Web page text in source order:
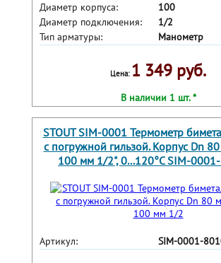
Диаметр корпуса:
100
Диаметр подключения:
1/2
Тип арматуры:
Манометр
Цена: 1 349 руб.
В наличии 1 шт. *
STOUT SIM-0001 Термометр
с погружной гильзой. Корпус Dn
100 мм 1/2", 0...120°С SIM-
Артикул: SIM-0001-